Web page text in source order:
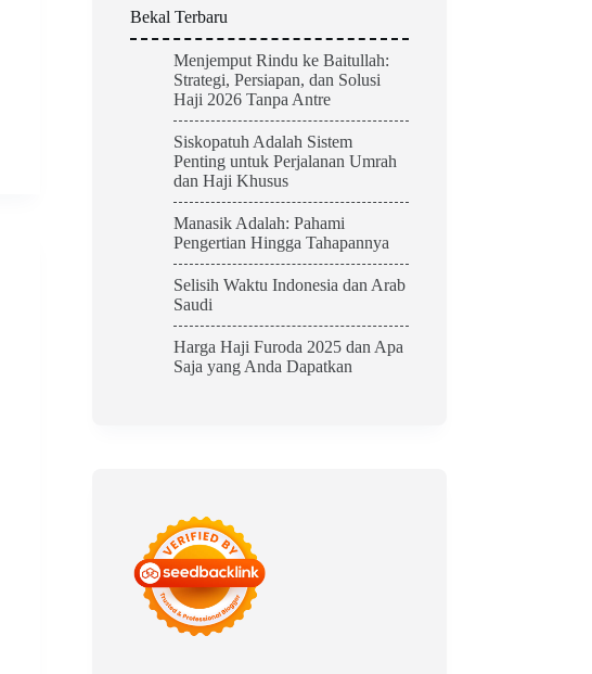
Bekal Terbaru
Menjemput Rindu ke Baitullah:
Strategi, Persiapan, dan Solusi
Haji 2026 Tanpa Antre
Siskopatuh Adalah Sistem
Penting untuk Perjalanan Umrah
dan Haji Khusus
Manasik Adalah: Pahami
Pengertian Hingga Tahapannya
Selisih Waktu Indonesia dan Arab
Saudi
Harga Haji Furoda 2025 dan Apa
Saja yang Anda Dapatkan